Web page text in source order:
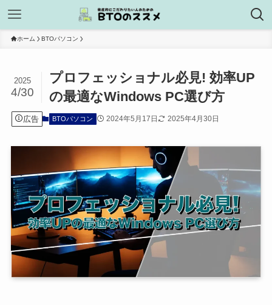
ホーム BTOパソコン
プロフェッショナル必見! 効率UP
の最適なWindows PC選び方
2025
4/30
広告 BTOパソコン 2024年5月17日 2025年4月30日